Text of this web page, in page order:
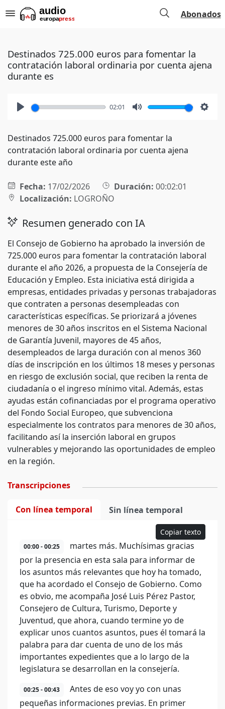
Abonados
Destinados 725.000 euros para fomentar la
contratación laboral ordinaria por cuenta ajena
durante es
02:01
Destinados 725.000 euros para fomentar la
contratación laboral ordinaria por cuenta ajena
durante este año
Fecha: 17/02/2026 Duración: 00:02:01
Localización: LOGROÑO
Resumen generado con IA
El Consejo de Gobierno ha aprobado la inversión de
725.000 euros para fomentar la contratación laboral
durante el año 2026, a propuesta de la Consejería de
Educación y Empleo. Esta iniciativa está dirigida a
empresas, entidades privadas y personas trabajadoras
que contraten a personas desempleadas con
características específicas. Se priorizará a jóvenes
menores de 30 años inscritos en el Sistema Nacional
de Garantía Juvenil, mayores de 45 años,
desempleados de larga duración con al menos 360
días de inscripción en los últimos 18 meses y personas
en riesgo de exclusión social, que reciben la renta de
ciudadanía o el ingreso mínimo vital. Además, estas
ayudas están cofinanciadas por el programa operativo
del Fondo Social Europeo, que subvenciona
especialmente los contratos para menores de 30 años,
facilitando así la inserción laboral en grupos
vulnerables y mejorando las oportunidades de empleo
en la región.
Transcripciones
Con línea temporal Sin línea temporal
Copiar texto
00:00 - 00:25
martes más. Muchísimas gracias
por la presencia en esta sala para informar de
los asuntos más relevantes que hoy ha tomado,
que ha acordado el Consejo de Gobierno. Como
es obvio, me acompaña José Luis Pérez Pastor,
Consejero de Cultura, Turismo, Deporte y
Juventud, que ahora, cuando termine yo de
explicar unos cuantos asuntos, pues él tomará la
palabra para dar cuenta de uno de los más
importantes expedientes que a lo largo de la
legislatura se desarrollan en la consejería.
00:25 - 00:43
Antes de eso voy yo con unas
pequeñas informaciones previas. En primer